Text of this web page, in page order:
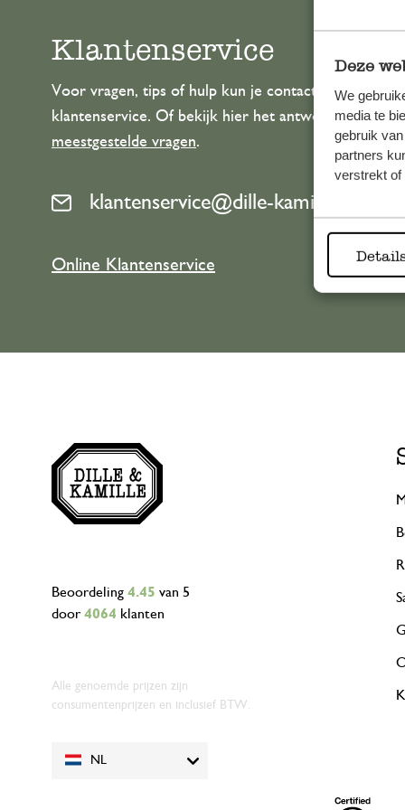
Deze
We
media te
gebruik
partners
verstrekt of
Klantenservice
Voor vragen, tips of hulp kun je contact opnemen
klantenservice. Of bekijk hier het antwoord op de
meestgestelde vragen.
klantenservice@dille-kamille.com
Online Klantenservice
NL
Beoordeling 4.45 van 5
door 4064 klanten
Alle genoemde prijzen zijn
consumentenprijzen en inclusief BTW.